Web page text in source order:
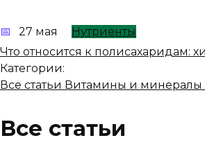
27 мая
Нутриенты
Что относится к полисахаридам:
Категории:
Все статьи Витамины и минералы
Все статьи